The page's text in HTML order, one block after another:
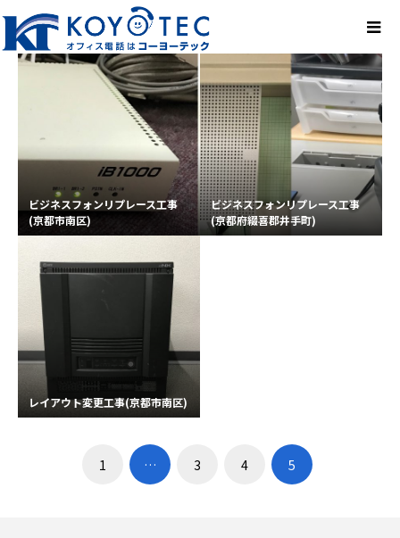
ビジネスフォンリプレース工事
(京都市南区)
ビジネスフォンリプレース工事
(京都府綴喜郡井手町)
レイアウト変更工事(京都市南区)
1 … 3 4 5